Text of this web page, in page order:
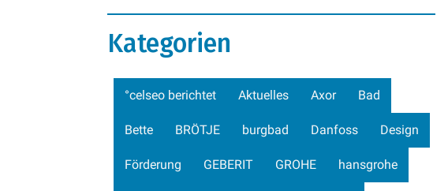
Kategorien
°celseo berichtet Aktuelles Axor Bad
Bette BRÖTJE burgbad Danfoss Design
Förderung GEBERIT GROHE hansgrohe